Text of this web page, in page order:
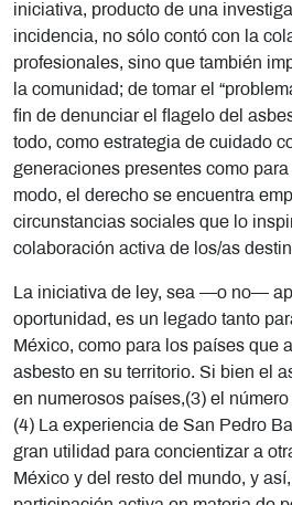
iniciativa, producto de una
incidencia, no sólo contó con la
profesionales, sino que también
la comunidad; de tomar el
fin de denunciar el flagelo del
todo, como estrategia de cuidado
generaciones presentes como
modo, el derecho se encuentra
circunstancias sociales que lo
colaboración activa de los/as
La iniciativa de ley, sea —o no—
oportunidad, es un legado tanto
México, como para los países que
asbesto en su territorio. Si bien el
en numerosos países,(3) el
(4) La experiencia de San Pedro
gran utilidad para concientizar a
México y del resto del mundo, y